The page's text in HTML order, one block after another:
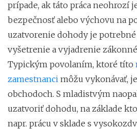
prípade, ak táto práca neohrozí
bezpečnosť alebo výchovu na
uzatvorenie dohody je potrebné
vyšetrenie a vyjadrenie
Typickým povolaním, ktoré títo
zamestnanci môžu vykonávať,
obchodoch. S mladistvým
uzatvoriť dohodu, na základe
napr. prácu v sklade s